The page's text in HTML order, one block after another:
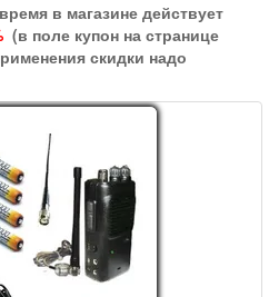
в магазине действует
(в поле купон на странице
скидки надо